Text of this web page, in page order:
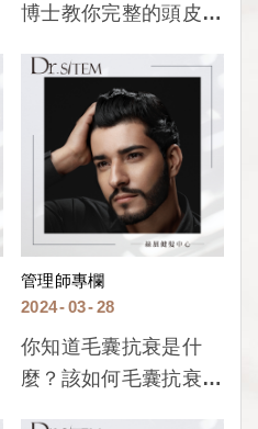
博士教你完整的頭皮護
管理師專欄
28
03
2024
你知道毛囊抗衰是什
麼？該如何毛囊抗衰？